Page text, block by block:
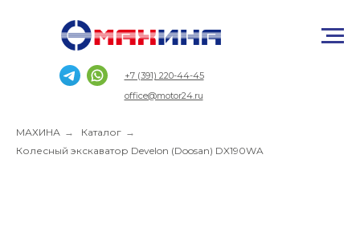
+7 (391) 220-44-45
office@motor24.ru
МАХИНА → Каталог →
Колесный экскаватор Develon (Doosan) DX190WA